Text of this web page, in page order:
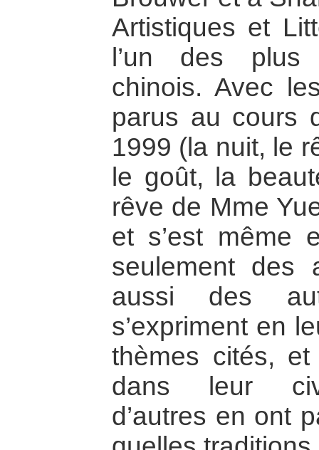
Artistiques et
l’un des plus
chinois. Avec
parus au cours
1999 (la nuit, le
le goût, la
rêve de Mme
et s’est même
seulement des
aussi des
s’expriment en
thèmes cités,
dans leur
d’autres en ont